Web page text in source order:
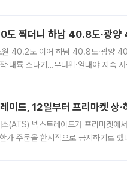
도 찍더니 하남 40.8도·광
원 40.2도 이어 하남 40.8도·광양
·내륙 소나기…무더위·열대야 지속
이드, 12일부터 프리마켓 상·
소(ATS) 넥스트레이드가 프리마켓에
가 주문을 한시적으로 금지하기로